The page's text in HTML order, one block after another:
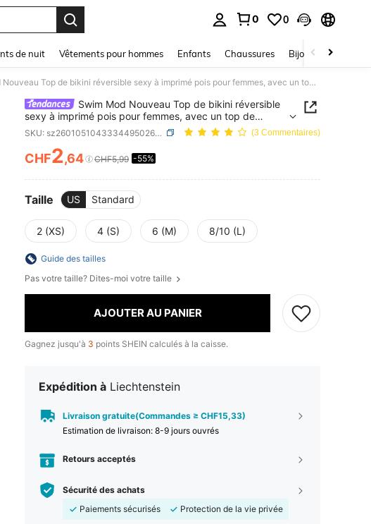
0 0
de nuit Vêtements pour hommes Enfants Chaussures Bijoux Et
Swim Mod Nouveau Top de bikini réversible sexy à imprimé pois pour femmes, avec un top de maillot de bain avec pendentif en métal en forme de cocotier
Swim Mod Nouveau Top de bikini réversible
sexy à imprimé pois pour femmes, avec un top de
maillot de bain avec pendentif en métal en forme de
cocotier
SKU: sz260105104333449502646 (3 Commentaires)
PRICE AND AVAILABILITY
CHF2,64 CHF5,99 -55%
Taille US Standard
2 (XS) 4 (S) 6 (M) 8/10 (L)
Guide des tailles
Pas votre taille? Dites-moi votre taille
AJOUTER AU PANIER
Gagnez jusqu'à 3 points SHEIN calculés à la caisse.
Expédition à Liechtenstein
Livraison gratuite(Commandes ≥ CHF15,33)
Estimation de livraison: 8-9 jours ouvrés
Retours acceptés
Sécurité des achats
Paiements sécurisés
Protection de la vie privée